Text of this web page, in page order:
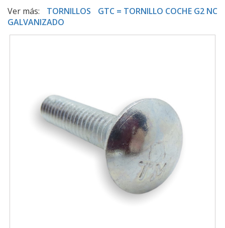
Ver más: TORNILLOS
GTC = TORNILLO COCHE G2 NC
GALVANIZADO